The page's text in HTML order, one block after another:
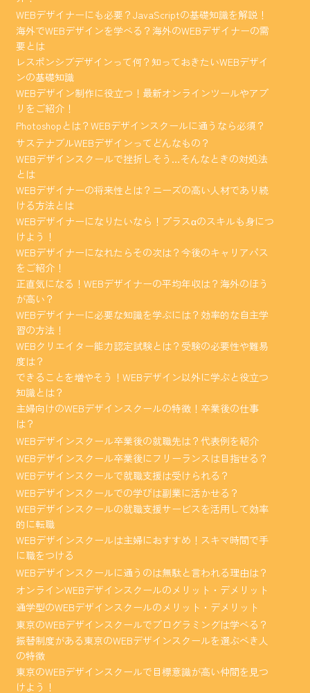
WEBデザイナーにも必要？JavaScriptの基礎知識を解説！
海外でWEBデザインを学べる？海外のWEBデザイナーの需
要とは
レスポンシブデザインって何？知っておきたいWEBデザイ
ンの基礎知識
WEBデザイン制作に役立つ！最新オンラインツールやアプ
リをご紹介！
Photoshopとは？WEBデザインスクールに通うなら必須？
サステナブルWEBデザインってどんなもの？
WEBデザインスクールで挫折しそう…そんなときの対処法
とは
WEBデザイナーの将来性とは？ニーズの高い人材であり続
ける方法とは
WEBデザイナーになりたいなら！プラスαのスキルも身につ
けよう！
WEBデザイナーになれたらその次は？今後のキャリアパス
をご紹介！
正直気になる！WEBデザイナーの平均年収は？海外のほう
が高い？
WEBデザイナーに必要な知識を学ぶには？効率的な自主学
習の方法！
WEBクリエイター能力認定試験とは？受験の必要性や難易
度は？
できることを増やそう！WEBデザイン以外に学ぶと役立つ
知識とは？
主婦向けのWEBデザインスクールの特徴！卒業後の仕事
は？
WEBデザインスクール卒業後の就職先は？代表例を紹介
WEBデザインスクール卒業後にフリーランスは目指せる？
WEBデザインスクールで就職支援は受けられる？
WEBデザインスクールでの学びは副業に活かせる？
WEBデザインスクールの就職支援サービスを活用して効率
的に転職
WEBデザインスクールは主婦におすすめ！スキマ時間で手
に職をつける
WEBデザインスクールに通うのは無駄と言われる理由は？
オンラインWEBデザインスクールのメリット・デメリット
通学型のWEBデザインスクールのメリット・デメリット
東京のWEBデザインスクールでプログラミングは学べる？
振替制度がある東京のWEBデザインスクールを選ぶべき人
の特徴
東京のWEBデザインスクールで目標意識が高い仲間を見つ
けよう！